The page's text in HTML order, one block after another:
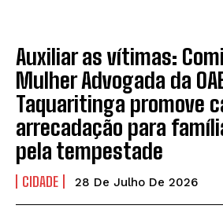
Auxiliar as vítimas:
Mulher Advogada da
Taquaritinga promove
arrecadação para
pela tempestade
CIDADE 28 De Julho De 2026